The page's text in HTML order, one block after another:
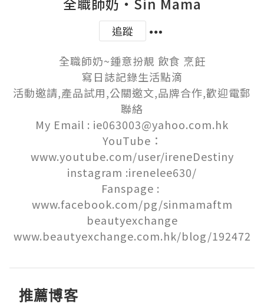
追蹤
全職師奶~鍾意扮靚 飲食 烹飪
寫日誌記錄生活點滴
活動邀請,產品試用,公關邀文,品牌合作,歡迎電郵
聯絡
My Email : ie063003@yahoo.com.hk
YouTube：
www.youtube.com/user/ireneDestiny
instagram :irenelee630/
Fanspage :
www.facebook.com/pg/sinmamaftm
beautyexchange
www.beautyexchange.com.hk/blog/192472
推薦博客